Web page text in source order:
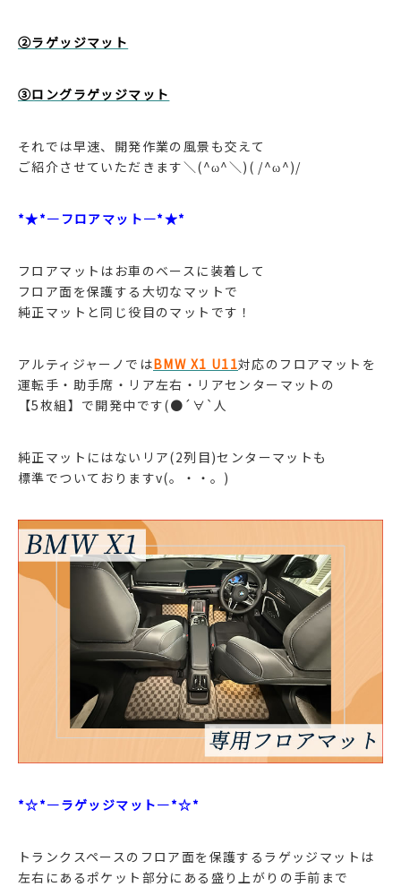
②ラゲッジマット
③ロングラゲッジマット
それでは早速、開発作業の風景も交えて
ご紹介させていただきます＼(^ω^＼)( /^ω^)/
*★*―フロアマット―*★*
フロアマットはお車のベースに装着して
フロア面を保護する大切なマットで
純正マットと同じ役目のマットです！
アルティジャーノではBMW X1 U11対応のフロアマットを
運転手・助手席・リア左右・リアセンターマットの
【5枚組】で開発中です(●´∀`人
純正マットにはないリア(2列目)センターマットも
標準でついておりますv(。・・。)
*☆*―ラゲッジマット―*☆*
トランクスペースのフロア面を保護するラゲッジマットは
左右にあるポケット部分にある盛り上がりの手前まで